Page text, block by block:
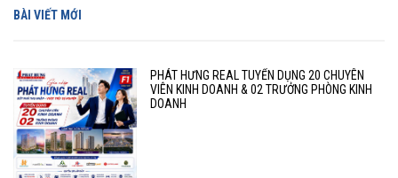
BÀI VIẾT MỚI
PHÁT HƯNG REAL TUYỂN DỤNG 20 CHUYÊN
VIÊN KINH DOANH & 02 TRƯỞNG PHÒNG KINH
DOANH